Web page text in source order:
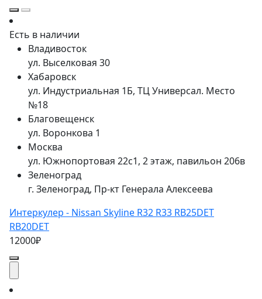
Есть в наличии
Владивосток
ул. Выселковая 30
Хабаровск
ул. Индустриальная 1Б, ТЦ Универсал. Место
№18
Благовещенск
ул. Воронкова 1
Москва
ул. Южнопортовая 22с1, 2 этаж, павильон 206в
Зеленоград
г. Зеленоград, Пр-кт Генерала Алексеева
Интеркулер - Nissan Skyline R32 R33 RB25DET
RB20DET
12000₽